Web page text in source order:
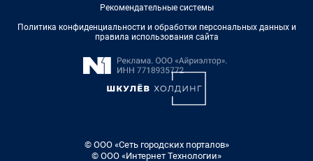
Рекомендательные системы
Политика конфиденциальности и обработки персональных данных и
правила использования сайта
© ООО «Сеть городских порталов»
© ООО «Интернет Технологии»